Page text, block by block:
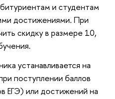
и студентам
достижениями. При
скидку в размере 10,
устанавливается на
поступлении баллов
ЕГЭ) или достижений на